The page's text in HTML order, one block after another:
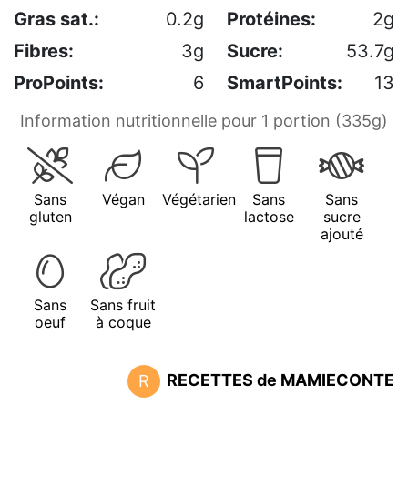
Gras sat.:
0.2g Protéines:
2g
Fibres:
3g Sucre:
53.7g
ProPoints:
6 SmartPoints: 13
Information nutritionnelle pour 1 portion (335g)
Sans
gluten
Végan Végétarien
Sans
lactose
Sans
sucre
ajouté
Sans
oeuf
Sans fruit
à coque
R RECETTES de MAMIECONTE